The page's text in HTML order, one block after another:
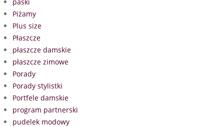
Piżamy
Plus size
Płaszcze
płaszcze damskie
płaszcze zimowe
Porady
Porady stylistki
Portfele damskie
program partnerski
pudelek modowy